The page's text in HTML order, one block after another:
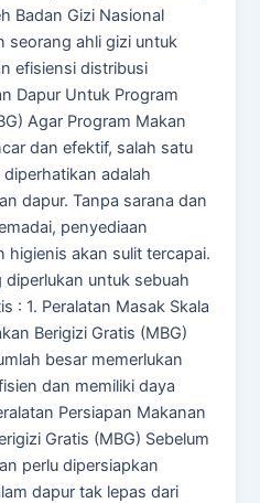
Badan Gizi Nasional
seorang ahli gizi untuk
efisiensi distribusi
Dapur Untuk Program
Agar Program Makan
dan efektif, salah satu
adalah
dapur. Tanpa sarana dan
penyediaan
higienis akan sulit tercapai.
diperlukan untuk sebuah
: 1. Peralatan Masak Skala
Berigizi Gratis (MBG)
besar memerlukan
dan memiliki daya
Persiapan Makanan
Gratis (MBG) Sebelum
perlu dipersiapkan
dapur tak lepas dari